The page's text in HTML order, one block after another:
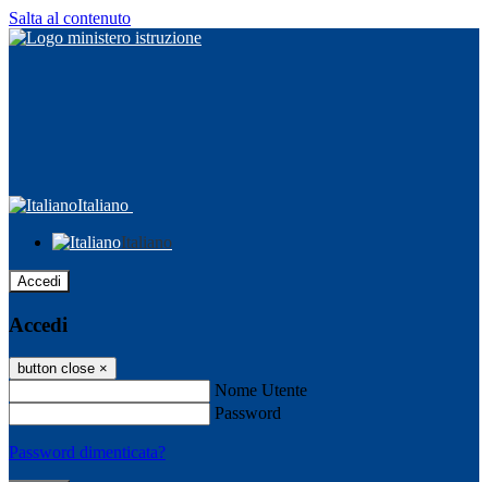
Salta al contenuto
Italiano
Italiano
Accedi
Accedi
button close ×
Nome Utente
Password
Password dimenticata?